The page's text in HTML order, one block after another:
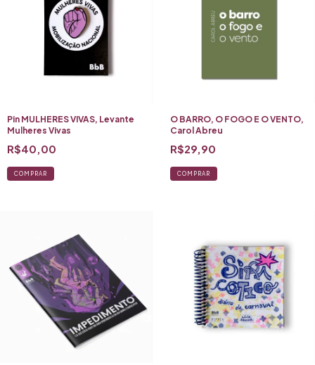
Pin MULHERES VIVAS, Levante
Mulheres Vivas
R$40,00
COMPRAR
O BARRO, O FOGO E O VENTO,
Carol Abreu
R$29,90